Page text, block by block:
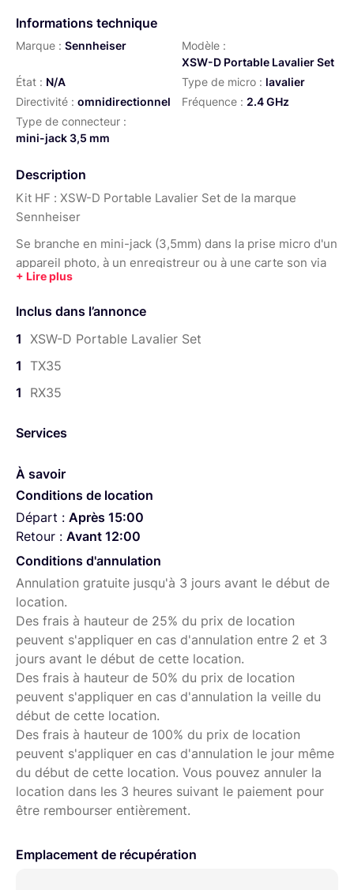
Informations technique
Marque : Sennheiser
Modèle :
XSW-D Portable Lavalier Set
État : N/A Type de micro : lavalier
Directivité : omnidirectionnel Fréquence : 2.4 GHz
Type de connecteur :
mini-jack 3,5 mm
Description
Kit HF : XSW-D Portable Lavalier Set de la marque
Sennheiser
Se branche en mini-jack (3,5mm) dans la prise micro d'un
appareil photo, à un enregistreur ou à une carte son via
des adaptateurs (optionnels).
Contenu du pack :
Micro cravate ME 2-II
Récepteur RX 35
Cable USB A vers USB C
Attache ceinture (pour l'émetteur)
Convertisseur Jack 3,5mm vers Jack 6,35mm
(optionnel)
Prise murale USB (optionnel)
Inclus dans l’annonce
1 XSW-D Portable Lavalier Set
1
TX35
1
RX35
Services
À savoir
Conditions de location
Départ : Après 15:00
Retour : Avant 12:00
Conditions d'annulation
Annulation gratuite jusqu'à 3 jours avant le début de
location.
Des frais à hauteur de 25% du prix de location
peuvent s'appliquer en cas d'annulation entre 2 et 3
jours avant le début de cette location.
Des frais à hauteur de 50% du prix de location
peuvent s'appliquer en cas d'annulation la veille du
début de cette location.
Des frais à hauteur de 100% du prix de location
peuvent s'appliquer en cas d'annulation le jour même
du début de cette location. Vous pouvez annuler la
location dans les 3 heures suivant le paiement pour
être rembourser entièrement.
Emplacement de récupération